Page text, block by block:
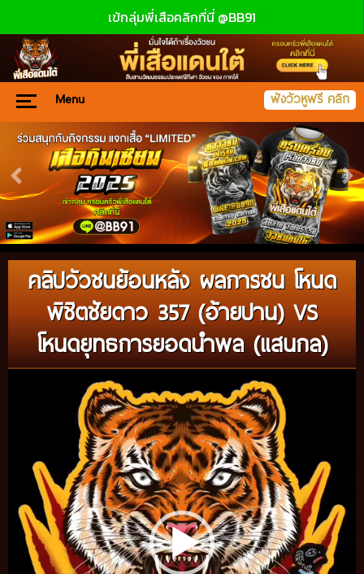
เข้กลุ่มพี่เสือคลิกที่นี่ @BB91
Menu ฟังวัวหูฟรี คลิก
คลิปวัวชนย้อนหลัง ผลการชน โหนด
พิชิตชัยดาว 357 (อ้ายปาน) VS
โหนดยุทธการยอดนำพล (แสนกล)